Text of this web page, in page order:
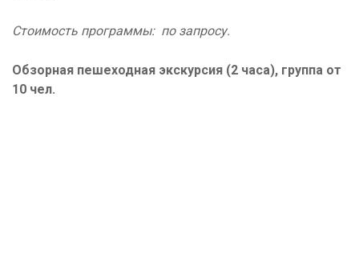
Стоимость программы: по запросу.
Обзорная пешеходная экскурсия (2 часа), группа от
10 чел.